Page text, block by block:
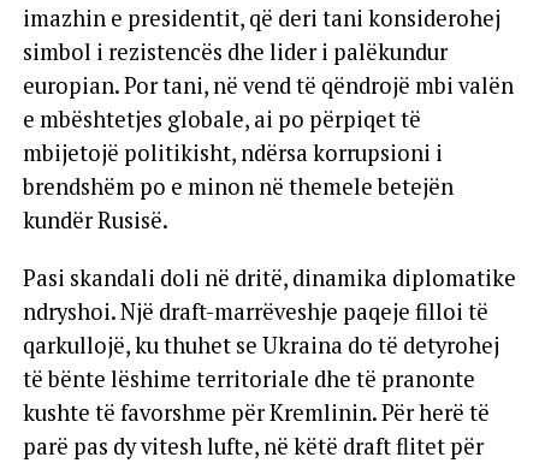
imazhin e presidentit, që deri tani konsiderohej
simbol i rezistencës dhe lider i palëkundur
europian. Por tani, në vend të qëndrojë mbi valën
e mbështetjes globale, ai po përpiqet të
mbijetojë politikisht, ndërsa korrupsioni i
brendshëm po e minon në themele betejën
kundër Rusisë.
Pasi skandali doli në dritë, dinamika diplomatike
ndryshoi. Një draft-marrëveshje paqeje filloi të
qarkullojë, ku thuhet se Ukraina do të detyrohej
të bënte lëshime territoriale dhe të pranonte
kushte të favorshme për Kremlinin. Për herë të
parë pas dy vitesh lufte, në këtë draft flitet për